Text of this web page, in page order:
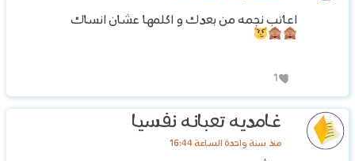
اعاتب نجمه من بعدك و اكلمها عشان انساك
1
غامديه تعبانه نفسيا
منذ سنة واحدة الساعة 16:44